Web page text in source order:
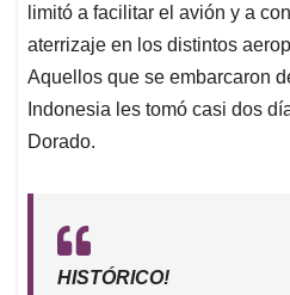
limitó a facilitar el avión y a
aterrizaje en los distintos
Aquellos que se embarcaron
Indonesia les tomó casi dos
Dorado.
HISTÓRICO!